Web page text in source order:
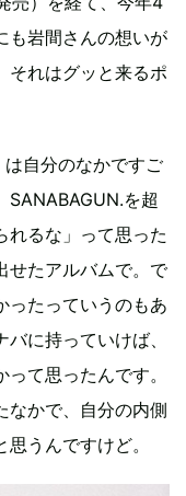
も岩間さんの想いが
それはグッと来るポ
は自分のなかですご
SANABAGUN.を超
れるな」って思った
せたアルバムで。で
ったっていうのもあ
に持っていけば、
て思ったんです。
なかで、自分の内側
うんですけど。